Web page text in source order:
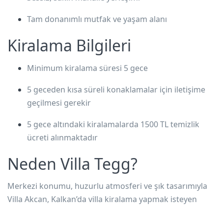
Tam donanımlı mutfak ve yaşam alanı
Kiralama Bilgileri
Minimum kiralama süresi 5 gece
5 geceden kısa süreli konaklamalar için iletişime
geçilmesi gerekir
5 gece altındaki kiralamalarda 1500 TL temizlik
ücreti alınmaktadır
Neden Villa Tegg?
Merkezi konumu, huzurlu atmosferi ve şık tasarımıyla
Villa Akcan, Kalkan’da villa kiralama yapmak isteyen